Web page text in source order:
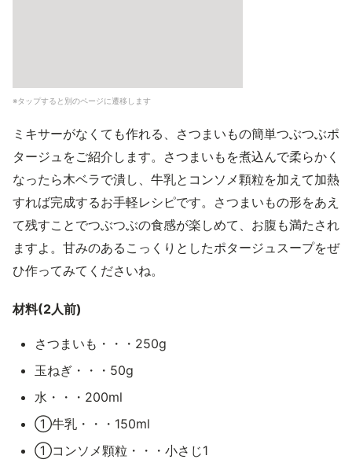
※タップすると別のページに遷移します
ミキサーがなくても作れる、さつまいもの簡単つぶつぶポ
タージュをご紹介します。さつまいもを煮込んで柔らかく
なったら木ベラで潰し、牛乳とコンソメ顆粒を加えて加熱
すれば完成するお手軽レシピです。さつまいもの形をあえ
て残すことでつぶつぶの食感が楽しめて、お腹も満たされ
ますよ。甘みのあるこっくりとしたポタージュスープをぜ
ひ作ってみてくださいね。
材料(2人前)
さつまいも・・・250g
玉ねぎ・・・50g
水・・・200ml
①牛乳・・・150ml
①コンソメ顆粒・・・小さじ1